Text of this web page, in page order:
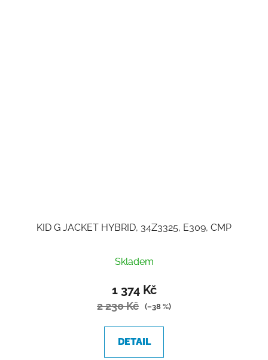
KID G JACKET HYBRID, 34Z3325, E309, CMP
Skladem
1 374 Kč
2 230 Kč (–38 %)
DETAIL